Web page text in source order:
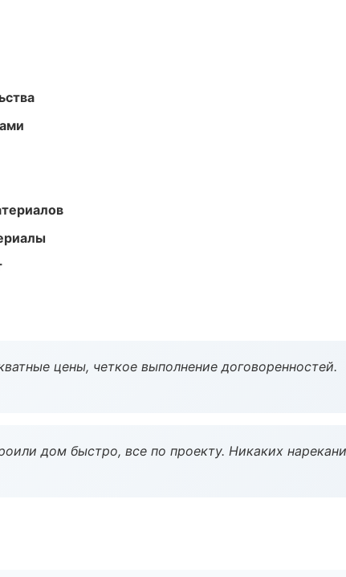
цены, четкое выполнение договоренностей.
дом быстро, все по проекту. Никаких